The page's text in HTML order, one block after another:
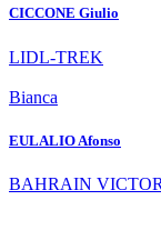
CICCONE Giulio
LIDL-TREK
Bianca
EULALIO Afonso
BAHRAIN